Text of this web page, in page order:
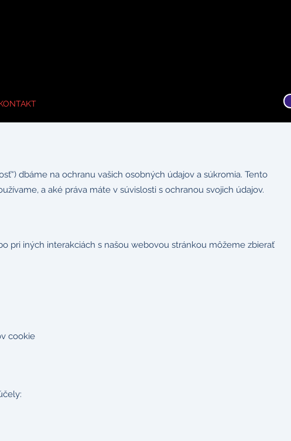
dbáme na ochranu vašich osobných údajov a súkromia. Tento
a aké práva máte v súvislosti s ochranou svojich údajov.
pri iných interakciách s našou webovou stránkou môžeme zbierať
cookie